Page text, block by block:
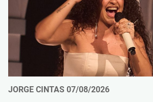
JORGE CINTAS 07/08/2026